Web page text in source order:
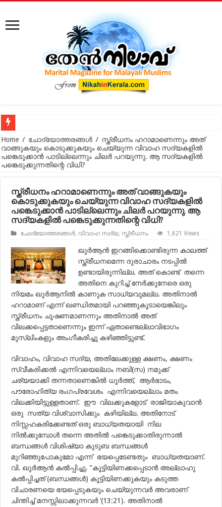
കോടതിക്ക് പുറത്ത് നടക്കുന്ന മുസ്‌ലിം വിവാഹ മോചനം: കുടുംബ
Home / ചോദ്യോത്തരങ്ങൾ / സ്ത്രീധനം ഹറാമാണെന്നും അത്
വാങ്ങുകയും കൊടുക്കുകയും ചെയ്യുന്ന വിവാഹ സദ്യകളില്‍
പങ്കെടുക്കാന്‍ പാടില്ലെന്നും ചിലര്‍ പറയുന്നു. ആ സദ്യകളില്‍
പങ്കെടുക്കുന്നതിന്റെ വിധി?
സ്ത്രീധനം ഹറാമാണെന്നും അത് വാങ്ങുകയും
കൊടുക്കുകയും ചെയ്യുന്ന വിവാഹ സദ്യകളില്‍
പങ്കെടുക്കാന്‍ പാടില്ലെന്നും ചിലര്‍ പറയുന്നു. ആ
സദ്യകളില്‍ പങ്കെടുക്കുന്നതിന്റെ വിധി?
ചോദ്യോത്തരങ്ങൾ, വിവാഹ സദ്യ, സ്ത്രീധനം 1,621 Views
ഖുര്‍ആന്‍ ഇറങ്ങിക്കൊണ്ടിരുന്ന കാലത്ത്
സ്ത്രീധനമെന്ന ദുരാചാരം നടപ്പില്‍
ഉണ്ടായിരുന്നില്ല. അത് കൊണ്ട് തന്നെ
അതിനെ കുറിച്ച് നേര്‍ക്കുനേരെ ഒരു
നിയമം ഖുര്‍ആനില്‍ കാണുക സാധ്യവുമല്ല. അതിനാല്‍
ഹറാമാണ് എന്ന് ഖണ്ഡിതമായി പറഞ്ഞുകൂടായെങ്കിലും
സ്ത്രീധനം ചൂഷണമാണന്നും അതിനാല്‍ അത്
വിലക്കപ്പെട്ടതാണെന്നും ഇന്ന് ഏതാണ്ടെല്ലാവിഭാഗം
മുസ്ലിംകളും അംഗീകരിച്ചു കഴിഞ്ഞിട്ടുണ്ട്.
വിവാഹം, വിവാഹ സദ്യ, അതിലേക്കുള്ള ക്ഷണം, ക്ഷണം
സ്വീകരിക്കല്‍ എന്നിവയെല്ലാം നബി(സ) നമുക്ക്
ചര്യയാക്കി തന്നതാണെങ്കില്‍ ധൂര്‍ത്ത്, ആര്‍ഭാടം,
പൗരോഹിത്യ രംഗപ്രവേശം എന്നിവയെല്ലാം മതം
വിലക്കിയിട്ടുള്ളതാണ്. ഈ വിലക്കുകളോട് രാജിയാകുവാന്‍
ഒരു സത്യ വിശ്വാസിക്കും കഴിയില്ല. അതിനോട്
നിസ്സഹകരിക്കേണ്ടത് ഒരു ബാധ്യതയായി നില
നില്‍ക്കുമ്പോള്‍ തന്നെ അതില്‍ പങ്കെടുക്കാതിരുന്നാല്‍
ബന്ധങ്ങള്‍ വിശിഷ്യാ കുടുബ ബന്ധങ്ങള്‍
മുറിഞ്ഞുപോകുമോ എന്ന് ഭയപ്പെടേണ്ടതും ബാധ്യതയാണ്.
വി. ഖുര്‍ആന്‍ കല്‍പ്പിച്ചു. ”കൂട്ടിയിണക്കപ്പെടാന്‍ അല്ലാഹു
കല്‍പ്പിച്ചത് (ബന്ധങ്ങള്‍) കൂട്ടിയിണക്കുകയും കടുത്ത
വിചാരണയെ ഭയപ്പെടുകയും ചെയ്യുന്നവര്‍ അവരാണ്
ചിന്തിച്ച് മനസ്സിലാക്കുന്നവര്‍ ‘(13:21). അതിനാല്‍